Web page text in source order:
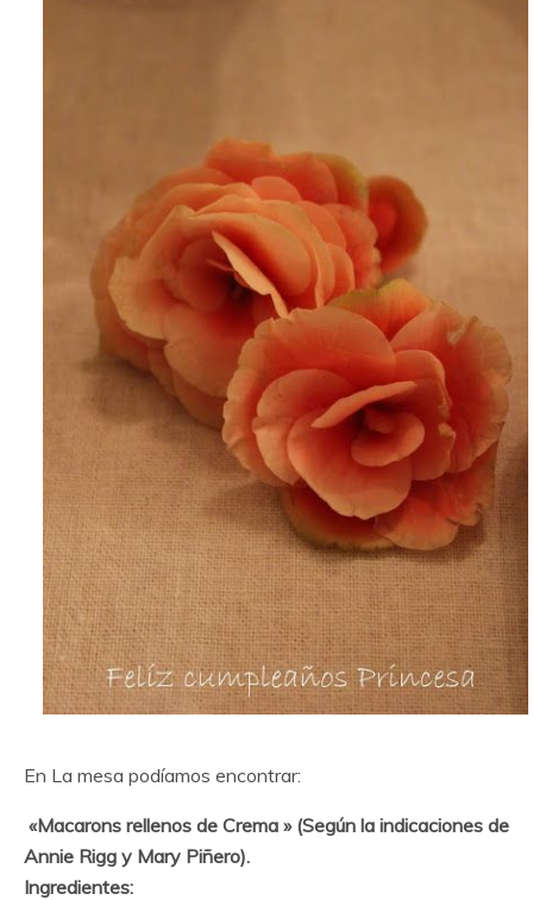
En La mesa podíamos encontrar:
«Macarons rellenos de Crema » (Según la indicaciones de
Annie Rigg y Mary Piñero).
Ingredientes: